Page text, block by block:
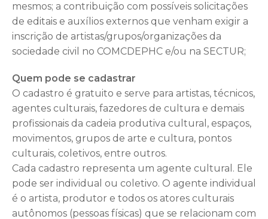
mesmos; a contribuição com possíveis solicitações
de editais e auxílios externos que venham exigir a
inscrição de artistas/grupos/organizações da
sociedade civil no COMCDEPHC e/ou na SECTUR;
Quem pode se cadastrar
O cadastro é gratuito e serve para artistas, técnicos,
agentes culturais, fazedores de cultura e demais
profissionais da cadeia produtiva cultural, espaços,
movimentos, grupos de arte e cultura, pontos
culturais, coletivos, entre outros.
Cada cadastro representa um agente cultural. Ele
pode ser individual ou coletivo. O agente individual
é o artista, produtor e todos os atores culturais
autônomos (pessoas físicas) que se relacionam com